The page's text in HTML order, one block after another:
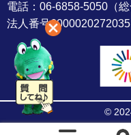
電話：06-6858-5050（総
法人番号6000020272035
©